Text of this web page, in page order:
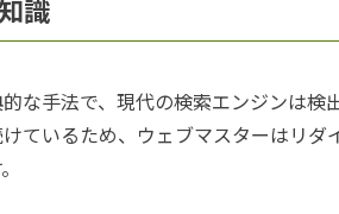
識
な手法で、現代の検索エンジンは
ているため、ウェブマスターはリ